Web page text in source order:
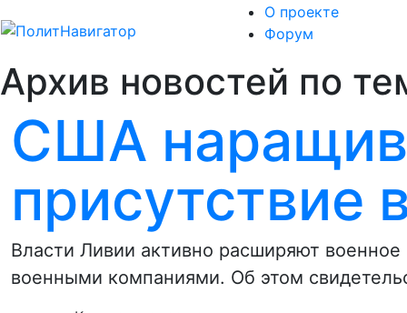
О проекте
Форум
Архив новостей по
США
присутствие
Власти Ливии активно расширяют
военными компаниями. Об этом